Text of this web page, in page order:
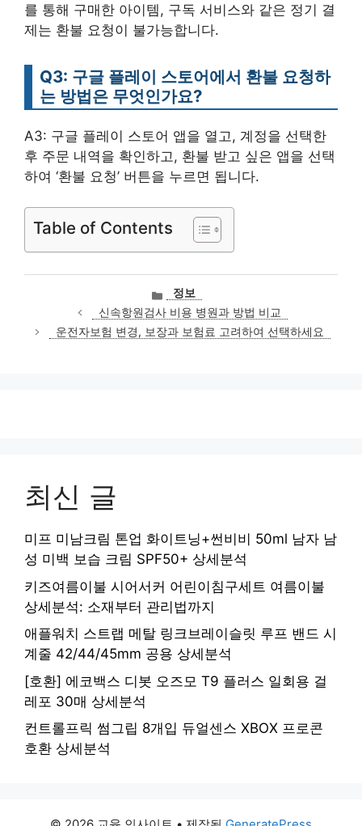
를 통해 구매한 아이템, 구독 서비스와 같은 정기 결
제는 환불 요청이 불가능합니다.
Q3: 구글 플레이 스토어에서 환불 요청하
는 방법은 무엇인가요?
A3: 구글 플레이 스토어 앱을 열고, 계정을 선택한
후 주문 내역을 확인하고, 환불 받고 싶은 앱을 선택
하여 ‘환불 요청’ 버튼을 누르면 됩니다.
Table of Contents
카
테
고
리
정보
신속항원검사 비용 병원과 방법 비교
운전자보험 변경, 보장과 보험료 고려하여 선택하세요
최신 글
미프 미남크림 톤업 화이트닝+썬비비 50ml 남자 남
성 미백 보습 크림 SPF50+ 상세분석
키즈여름이불 시어서커 어린이침구세트 여름이불
상세분석: 소재부터 관리법까지
애플워치 스트랩 메탈 링크브레이슬릿 루프 밴드 시
계줄 42/44/45mm 공용 상세분석
[호환] 에코백스 디봇 오즈모 T9 플러스 일회용 걸
레포 30매 상세분석
컨트롤프릭 썸그립 8개입 듀얼센스 XBOX 프로콘
호환 상세분석